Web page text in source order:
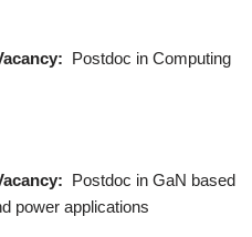
Postdoc in Computing
Postdoc in GaN based
power applications